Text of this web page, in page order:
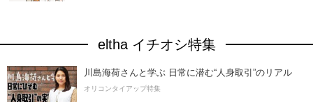
eltha イチオシ特集
川島海荷さんと学ぶ 日常に潜む“人身取引”のリアル
オリコンタイアップ特集